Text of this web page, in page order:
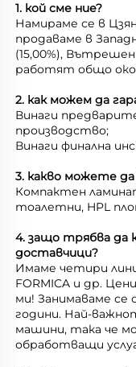
1. кой сме ние?
Намираме се в
продаваме в
(15,00%), Вътрешен
работят общо
2. как можем да
Винаги
производство;
Винаги финална
3. какво можете
Компактен
тоалетни, HPL
4. защо трябва да
доставчици?
Имаме четири
FORMICA и др.
ми! Занимаваме се
години. Най-
машини, така че
обработващи